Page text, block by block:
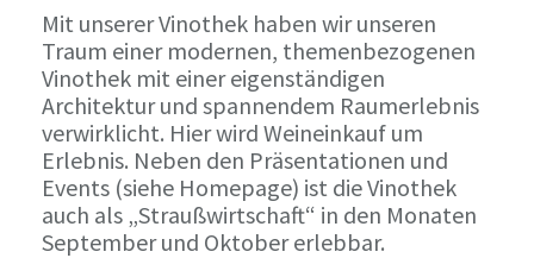
Mit unserer Vinothek haben wir unseren
Traum einer modernen, themenbezogenen
Vinothek mit einer eigenständigen
Architektur und spannendem Raumerlebnis
verwirklicht. Hier wird Weineinkauf um
Erlebnis. Neben den Präsentationen und
Events (siehe Homepage) ist die Vinothek
auch als „Straußwirtschaft“ in den Monaten
September und Oktober erlebbar.